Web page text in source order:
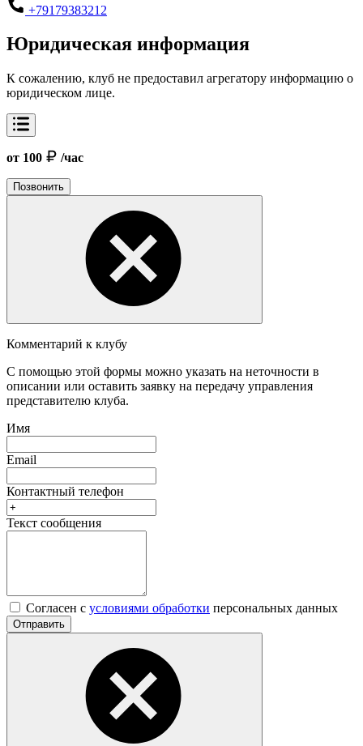
+79179383212
Юридическая информация
К сожалению, клуб не предоставил агрегатору информацию о
юридическом лице.
от 100 /час
Позвонить
Комментарий к клубу
С помощью этой формы можно указать на неточности в
описании или оставить заявку на передачу управления
представителю клуба.
Имя
Email
Контактный телефон
Текст сообщения
Согласен с условиями обработки персональных данных
Отправить